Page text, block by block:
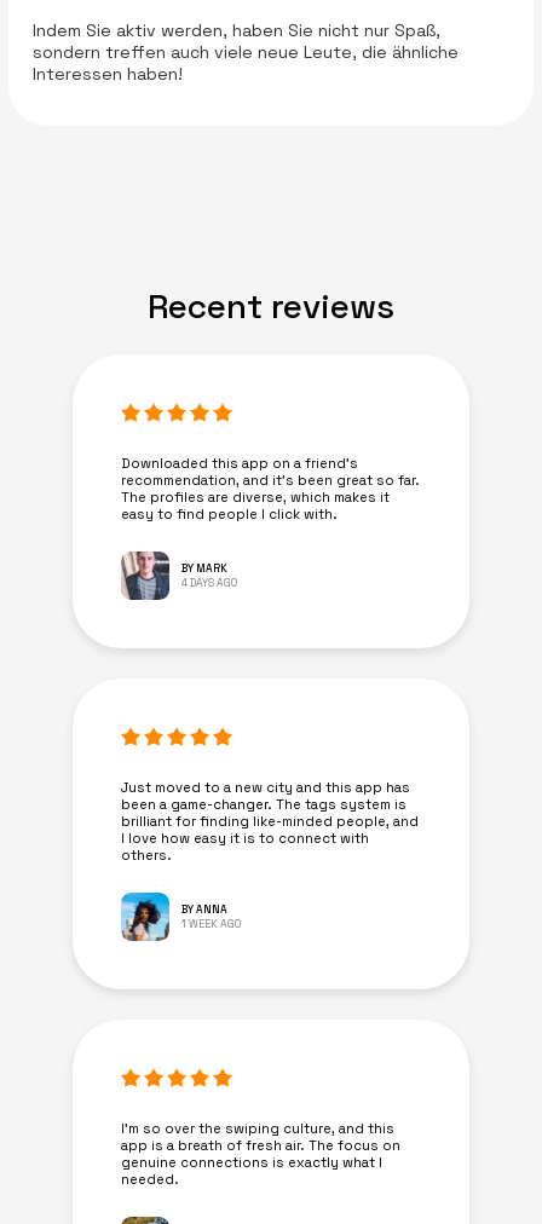
Indem Sie aktiv werden, haben Sie nicht nur Spaß,
sondern treffen auch viele neue Leute, die ähnliche
Interessen haben!
Recent reviews
Downloaded this app on a friend's
recommendation, and it’s been great so far.
The profiles are diverse, which makes it
easy to find people I click with.
BY MARK
4 DAYS AGO
Just moved to a new city and this app has
been a game-changer. The tags system is
brilliant for finding like-minded people, and
I love how easy it is to connect with
others.
BY ANNA
1 WEEK AGO
I’m so over the swiping culture, and this
app is a breath of fresh air. The focus on
genuine connections is exactly what I
needed.